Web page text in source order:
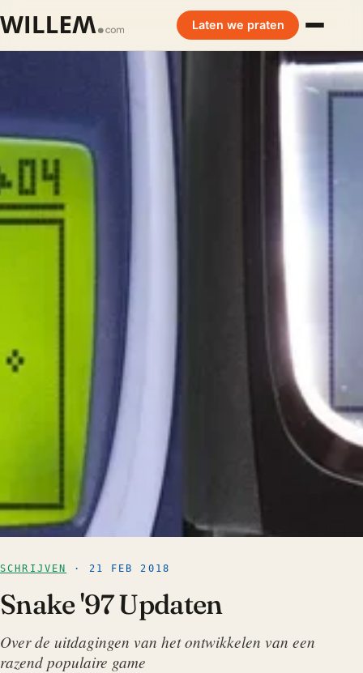
Laten we praten
SCHRIJVEN · 21 FEB 2018
Snake '97 Updaten
Over de uitdagingen van het ontwikkelen van een
razend populaire game